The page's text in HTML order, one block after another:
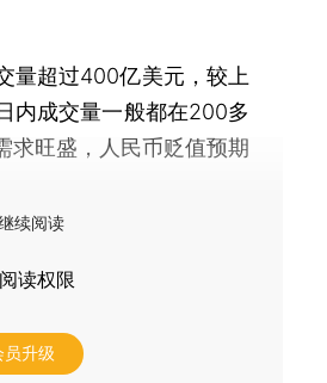
超过400亿美元，较上
内成交量一般都在200多
求旺盛，人民币贬值预期
续阅读
读权限
员升级